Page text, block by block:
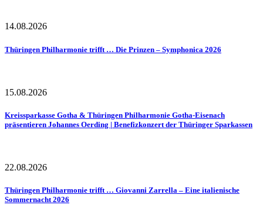
14.08.2026
Thüringen Philharmonie trifft … Die Prinzen – Symphonica 2026
15.08.2026
Kreissparkasse Gotha & Thüringen Philharmonie Gotha-Eisenach
präsentieren Johannes Oerding | Benefizkonzert der Thüringer Sparkassen
22.08.2026
Thüringen Philharmonie trifft … Giovanni Zarrella – Eine italienische
Sommernacht 2026